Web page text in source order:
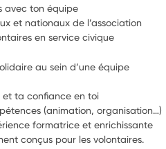
avec ton équipe
et nationaux de l’association
en service civique
au sein d’une équipe
et ta confiance en toi
(animation, organisation…)
formatrice et enrichissante
conçus pour les volontaires.